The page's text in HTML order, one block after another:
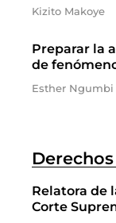
Kizito Makoye
Preparar la
de
Esther Ngumbi
Relatora de
Corte